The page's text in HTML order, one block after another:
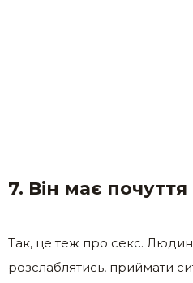
7. Він має
Так, це теж про секс.
розслаблятись, приймати